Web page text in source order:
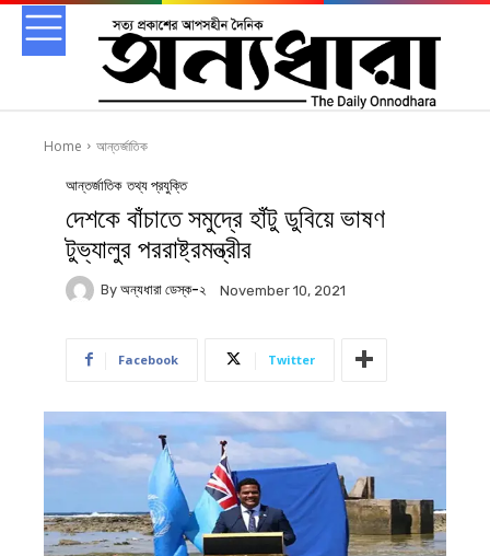
Home আন্তর্জাতিক
আন্তর্জাতিক তথ্য প্রযুক্তি
দেশকে বাঁচাতে সমুদ্রে হাঁটু ডুবিয়ে ভাষণ
টুভ্যালুর পররাষ্ট্রমন্ত্রীর
By অন্যধারা ডেস্ক-২ November 10, 2021
Facebook Twitter